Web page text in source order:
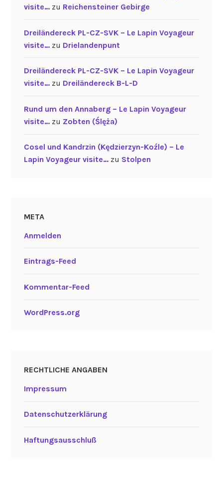
visite…zu Reichensteiner Gebirge
Dreiländereck PL-CZ-SVK – Le Lapin Voyageur
visite…zu Drielandenpunt
Dreiländereck PL-CZ-SVK – Le Lapin Voyageur
visite…zu Dreiländereck B-L-D
Rund um den Annaberg – Le Lapin Voyageur
visite…zu Zobten (Ślęża)
Cosel und Kandrzin (Kędzierzyn-Koźle) – Le
Lapin Voyageur visite…zu Stolpen
META
Anmelden
Eintrags-Feed
Kommentar-Feed
WordPress.org
RECHTLICHE ANGABEN
Impressum
Datenschutzerklärung
Haftungsausschluß